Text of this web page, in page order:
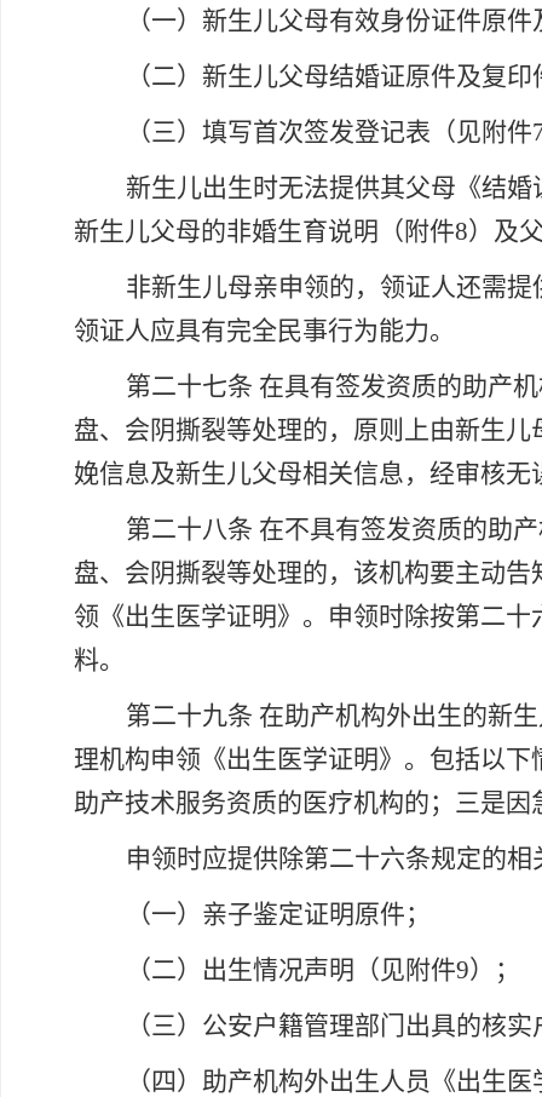
（一）新生儿父母有效身份证件原
（二）新生儿父母结婚证原件及复印
（三）填写首次签发登记表（见附件
新生儿出生时无法提供其父母《结
新生儿父母的非婚生育说明（附件8）及
非新生儿母亲申领的，领证人还需
领证人应具有完全民事行为能力。
第二十七条 在具有签发资质的助产
盘、会阴撕裂等处理的，原则上由新生
娩信息及新生儿父母相关信息，经审核
第二十八条 在不具有签发资质的助
盘、会阴撕裂等处理的，该机构要主动
领《出生医学证明》。申领时除按第二
料。
第二十九条 在助产机构外出生的新
理机构申领《出生医学证明》。包括以
助产技术服务资质的医疗机构的；三是因
申领时应提供除第二十六条规定的
（一）亲子鉴定证明原件；
（二）出生情况声明（见附件9）；
（三）公安户籍管理部门出具的核
（四）助产机构外出生人员《出生